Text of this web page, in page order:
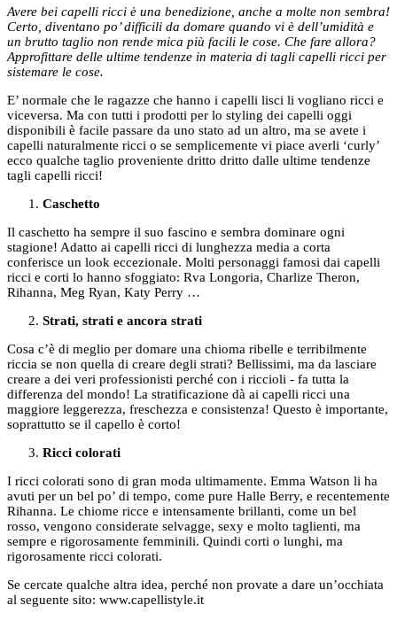
Avere bei capelli ricci è una benedizione, anche a molte non sembra!
Certo, diventano po’ difficili da domare quando vi è dell’umidità e
un brutto taglio non rende mica più facili le cose. Che fare allora?
Approfittare delle ultime tendenze in materia di tagli capelli ricci per
sistemare le cose.
E’ normale che le ragazze che hanno i capelli lisci li vogliano ricci e
viceversa. Ma con tutti i prodotti per lo styling dei capelli oggi
disponibili è facile passare da uno stato ad un altro, ma se avete i
capelli naturalmente ricci o se semplicemente vi piace averli ‘curly’
ecco qualche taglio proveniente dritto dritto dalle ultime tendenze
tagli capelli ricci!
Caschetto
Il caschetto ha sempre il suo fascino e sembra dominare ogni
stagione! Adatto ai capelli ricci di lunghezza media a corta
conferisce un look eccezionale. Molti personaggi famosi dai capelli
ricci e corti lo hanno sfoggiato: Rva Longoria, Charlize Theron,
Rihanna, Meg Ryan, Katy Perry …
Strati, strati e ancora strati
Cosa c’è di meglio per domare una chioma ribelle e terribilmente
riccia se non quella di creare degli strati? Bellissimi, ma da lasciare
creare a dei veri professionisti perché con i riccioli - fa tutta la
differenza del mondo! La stratificazione dà ai capelli ricci una
maggiore leggerezza, freschezza e consistenza! Questo è importante,
soprattutto se il capello è corto!
Ricci colorati
I ricci colorati sono di gran moda ultimamente. Emma Watson li ha
avuti per un bel po’ di tempo, come pure Halle Berry, e recentemente
Rihanna. Le chiome ricce e intensamente brillanti, come un bel
rosso, vengono considerate selvagge, sexy e molto taglienti, ma
sempre e rigorosamente femminili. Quindi corti o lunghi, ma
rigorosamente ricci colorati.
Se cercate qualche altra idea, perché non provate a dare un’occhiata
al seguente sito: www.capellistyle.it